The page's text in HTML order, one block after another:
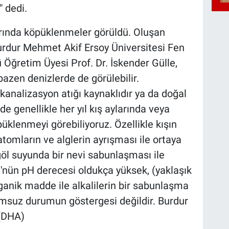
dedi.
köpüklenmeler görüldü. Oluşan
Mehmet Akif Ersoy Üniversitesi Fen
Üyesi Prof. Dr. İskender Gülle,
denizlerde de görülebilir.
atığı kaynaklıdır ya da doğal
genellikle her yıl kış aylarında veya
görebiliyoruz. Özellikle kışın
ve alglerin ayrışması ile ortaya
suyunda bir nevi sabunlaşması ile
pH derecesi oldukça yüksek, (yaklaşık
madde ile alkalilerin bir sabunlaşma
durumun göstergesi değildir. Burdur